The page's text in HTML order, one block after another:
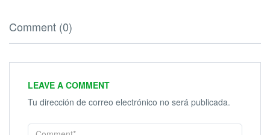
Comment (0)
LEAVE A COMMENT
Tu dirección de correo electrónico no será publicada.